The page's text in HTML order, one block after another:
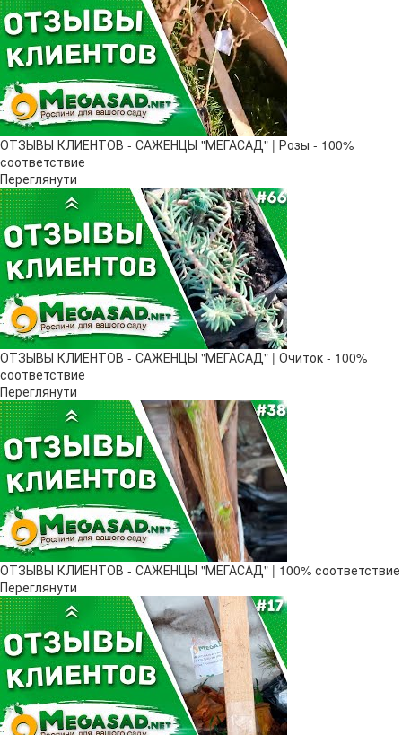
ОТЗЫВЫ КЛИЕНТОВ - САЖЕНЦЫ "МЕГАСАД" | Розы - 100%
соответствие
Переглянути
ОТЗЫВЫ КЛИЕНТОВ - САЖЕНЦЫ "МЕГАСАД" | Очиток - 100%
соответствие
Переглянути
ОТЗЫВЫ КЛИЕНТОВ - САЖЕНЦЫ "МЕГАСАД" | 100% соответствие
Переглянути